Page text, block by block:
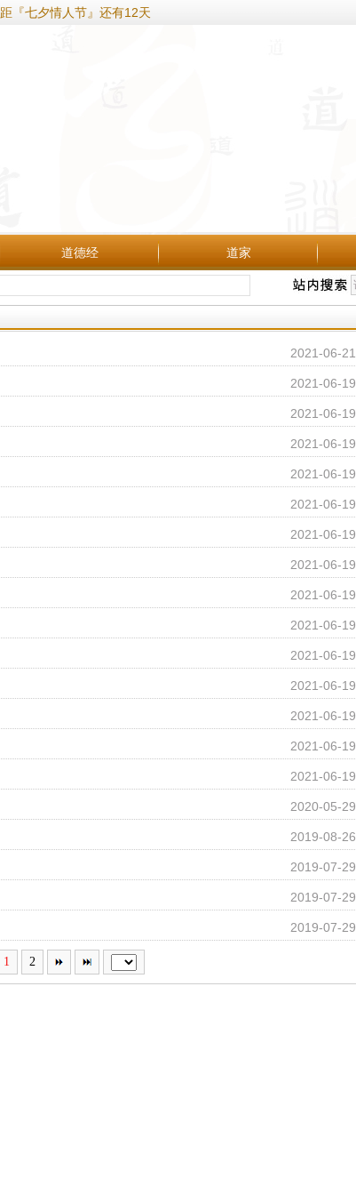
距『七夕情人节』还有12天
道德经 道家
2021-06-21
2021-06-19
2021-06-19
2021-06-19
2021-06-19
2021-06-19
2021-06-19
2021-06-19
2021-06-19
2021-06-19
2021-06-19
2021-06-19
2021-06-19
2021-06-19
2021-06-19
2020-05-29
2019-08-26
2019-07-29
2019-07-29
2019-07-29
1 2